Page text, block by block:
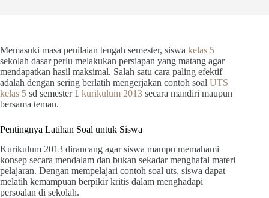
Memasuki masa penilaian tengah semester, siswa kelas 5
sekolah dasar perlu melakukan persiapan yang matang agar
mendapatkan hasil maksimal. Salah satu cara paling efektif
adalah dengan sering berlatih mengerjakan contoh soal UTS
kelas 5 sd semester 1 kurikulum 2013 secara mandiri maupun
bersama teman.
Pentingnya Latihan Soal untuk Siswa
Kurikulum 2013 dirancang agar siswa mampu memahami
konsep secara mendalam dan bukan sekadar menghafal materi
pelajaran. Dengan mempelajari contoh soal uts, siswa dapat
melatih kemampuan berpikir kritis dalam menghadapi
persoalan di sekolah.